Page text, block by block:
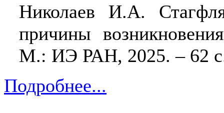
Николаев И.А.
причины
М.: ИЭ РАН, 2025. – 62
Подробнее...